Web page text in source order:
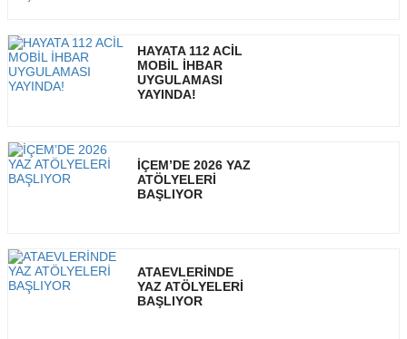
HAYATA 112 ACİL
MOBİL İHBAR
UYGULAMASI
YAYINDA!
İÇEM’DE 2026 YAZ
ATÖLYELERİ
BAŞLIYOR
ATAEVLERİNDE
YAZ ATÖLYELERİ
BAŞLIYOR